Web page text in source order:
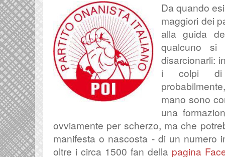
Da quando
maggiori dei
alla guida
qualcuno si
disarcionarli:
i colpi di
mano sono
una
ovviamente per scherzo, ma che
manifesta o nascosta - di un numero
oltre i circa 1500 fan della pagina